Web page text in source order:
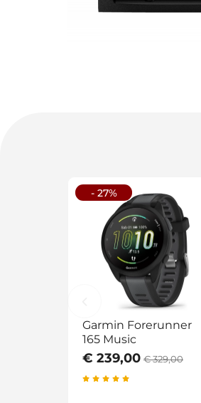
- 27%
Garmin Forerunner
165 Music
€ 239,00 € 329,00